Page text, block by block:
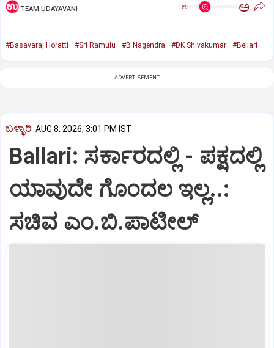
TEAM UDAYAVANI ಅ ಅ
#Basavaraj Horatti #Sri Ramulu #B Nagendra #DK Shivakumar #Bellari
ADVERTISEMENT
ಬಳ್ಳಾರಿ AUG 8, 2026, 3:01 PM IST
Ballari: ಸರ್ಕಾರದಲ್ಲಿ - ಪಕ್ಷದಲ್ಲಿ
ಯಾವುದೇ ಗೊಂದಲ ಇಲ್ಲ..:
ಸಚಿವ ಎಂ.ಬಿ.ಪಾಟೀಲ್